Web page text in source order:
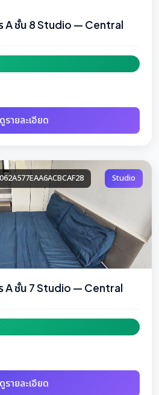
A ชั้น 8 Studio — Central
ดูรายละเอียด
Studio
A ชั้น 7 Studio — Central
ดูรายละเอียด